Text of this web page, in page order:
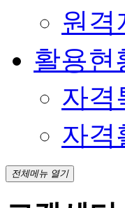
원격
활용현
자격
자격
전체메뉴 열기